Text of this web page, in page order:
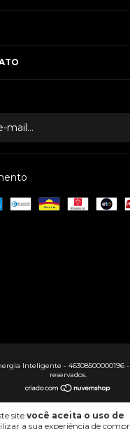
site você aceita o uso de
a sua experiência de
Inteligente - 46308500000196 -
reservados.